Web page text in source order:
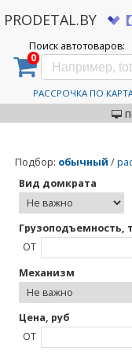
PRODETAL.BY
Поиск автотоваров:
0
РАССРОЧКА ПО
Дискаунтер автозапчастей
Everforce
Подбор: обычный /
Вид домкрата
Грузоподъемность, т
ОТ
Механизм
Цена, руб
ОТ